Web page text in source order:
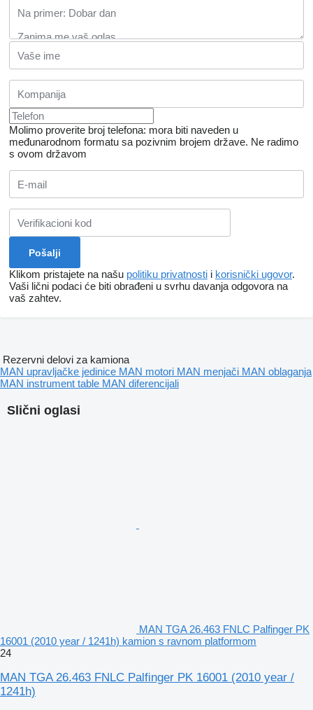
Molimo proverite broj telefona: mora biti naveden u
međunarodnom formatu sa pozivnim brojem države. Ne radimo
s ovom državom
Klikom pristajete na našu politiku privatnosti i korisnički ugovor.
Vaši lični podaci će biti obrađeni u svrhu davanja odgovora na
vaš zahtev.
Slični oglasi
MAN TGA 26.463 FNLC Palfinger PK
16001 (2010 year / 1241h) kamion s ravnom platformom
24
MAN TGA 26.463 FNLC Palfinger PK 16001 (2010 year /
1241h)
Rezervni delovi za kamiona
MAN upravljačke jedinice MAN motori MAN menjači MAN oblaganja
MAN instrument table MAN diferencijali